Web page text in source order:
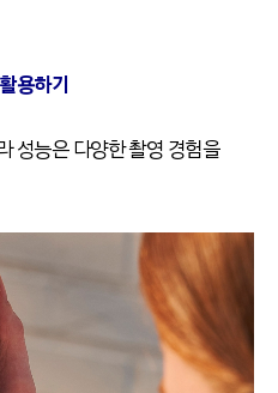
용하기
성능은 다양한 촬영 경험을